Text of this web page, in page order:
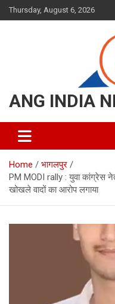
Skip
to
Thursday, August 6, 2026
ANG INDIA
Home
भागलपुर
PM MODI rally : युवा कांग्रेस
खोखले वादों का आरोप लगाया